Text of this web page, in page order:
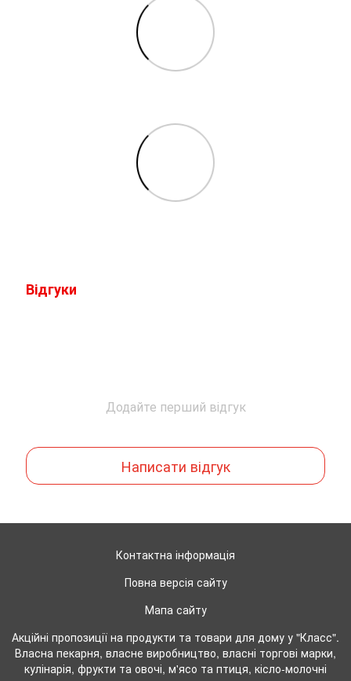
Відгуки
Додайте перший відгук
Написати відгук
Контактна інформація
Повна версія сайту
Мапа сайту
Акційні пропозиції на продукти та товари для дому у "Класс".
Власна пекарня, власне виробництво, власні торгові марки,
кулінарія, фрукти та овочі, м'ясо та птиця, кісло-молочні